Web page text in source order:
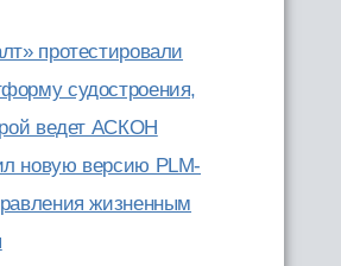
протестировали
судостроения,
ведет АСКОН
новую версию PLM-
жизненным